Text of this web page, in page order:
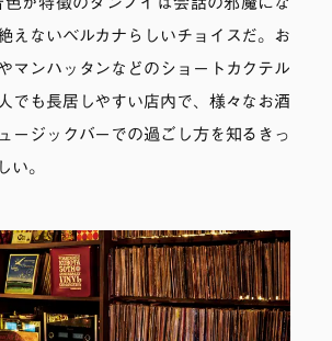
色が特徴のタンノイは会話の邪魔にな
えないベルカナらしいチョイスだ。お
マンハッタンなどのショートカクテル
でも長居しやすい店内で、様々なお酒
ージックバーでの過ごし方を知るきっ
い。